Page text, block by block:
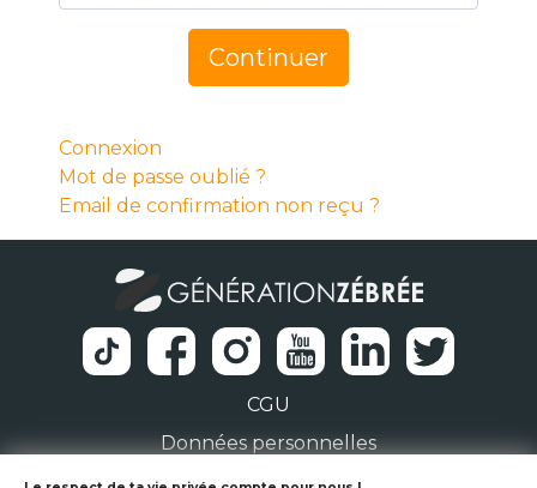
Continuer
Connexion
Mot de passe oublié ?
Email de confirmation non reçu ?
CGU
Données personnelles